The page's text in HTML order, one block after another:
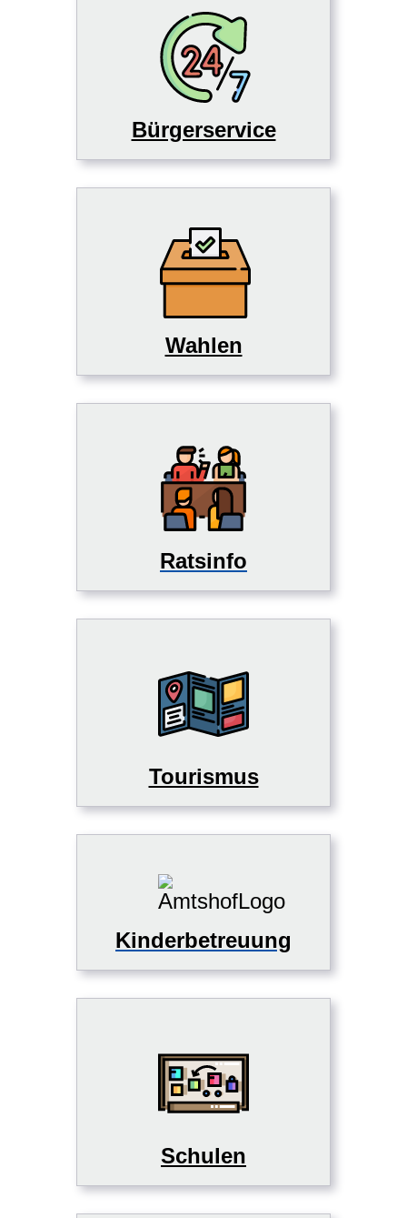
Bürgerservice
Wahlen
Ratsinfo
Tourismus
Kinderbetreuung
Schulen